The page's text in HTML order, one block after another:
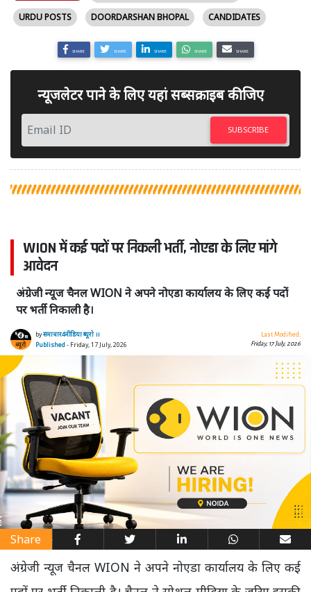
URDU POSTS
DOORDARSHAN BHOPAL CANDIDATES
SHARE SHARE SHARE SHARE SHARE
न्यूजलेटर पाने के लिए यहां सब्सक्राइब कीजिए
SUBSCRIBE
WION में कई पदों पर निकली भर्ती, नोएडा के लिए मांगे
आवेदन
अंग्रेजी न्यूज चैनल WION ने अपने नोएडा कार्यालय के लिए कई पदों
पर भर्ती निकाली है।
byसमाचार4मीडिया ब्यूरो ।।
Published- Friday, 17 July, 2026
Last Modified:
Friday, 17 July, 2026
Share
अंग्रेजी न्यूज चैनल WION ने अपने नोएडा कार्यालय के लिए कई